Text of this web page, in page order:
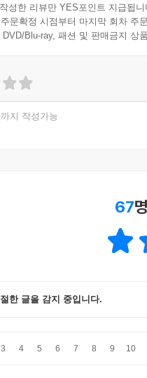
성한 리뷰만 YES포인트 지급됩니
문확정 시점부터 마지막 회차 주
DVD/Blu-ray, 패션 및 판매금지 상
지 작성가능
67
한 글을 감지 중입니다.
3 4 5 6 7 8 9 10